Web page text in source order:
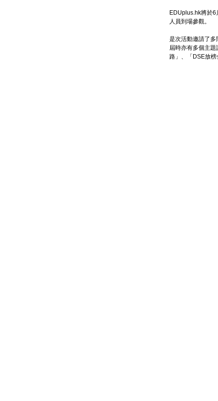
EDUplus.hk將於
人員到場參觀。
是次活動邀請了
屆時亦有多個主
路」、「DSE放